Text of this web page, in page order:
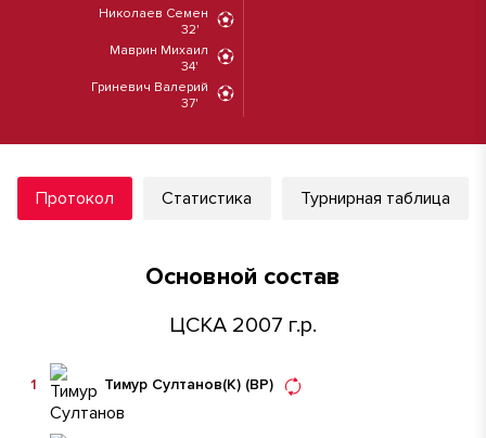
Николаев Семен
32'
Маврин Михаил
34'
Гриневич Валерий
37'
Протокол Статистика Турнирная таблица
Основной состав
ЦСКА 2007 г.р.
Тимур Султанов(К) (ВР)
1